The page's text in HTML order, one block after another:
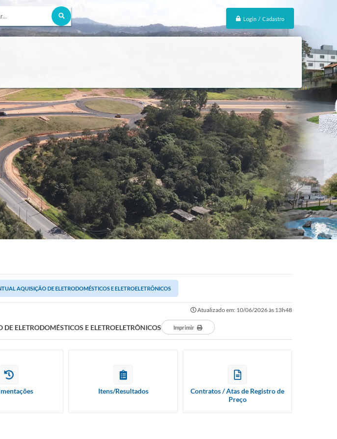
Login / Cadastro
AQUISIÇÃO DE ELETRODOMÉSTICOS E ELETROELETRÔNICOS
Atualizado em: 10/06/2026 às 13h48
ELETRODOMÉSTICOS E ELETROELETRÔNICOS Imprimir
Itens/Resultados
Contratos / Atas de Registro de
Preço